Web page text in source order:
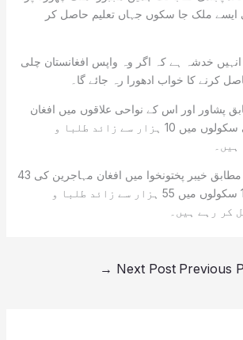
ایسے ملک جا سکوں جہاں تعلیم حاصل کر
انہیں خدشہ ہے کہ اگر وہ واپس افغانستان چلی
کرنے کا خواب ادھورا رہ جائے گا۔
پشاور اور اس کے نواحی علاقوں میں افغان
مہاجرین کے 37 نجی سکولوں میں 10 ہزار سے زائد طلبا و
یو این ایچ سی آر کے مطابق خیبر پختونخوا میں افغان مہاجرین کی 43
بستیوں میں قائم 103 سکولوں میں 55 ہزار سے زائد طلبا و
کر رہے ہیں۔
Next Post
→